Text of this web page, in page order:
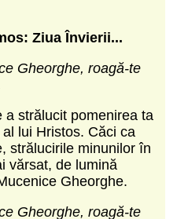
Ziua Învierii...
Gheorghe, roagă-te
a strălucit pomenirea ta
lui Hristos. Căci ca
strălucirile minunilor în
vărsat, de lumină
Gheorghe.
Gheorghe, roagă-te